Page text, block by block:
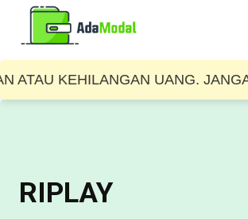
UANG. JANGAN
RIPLAY